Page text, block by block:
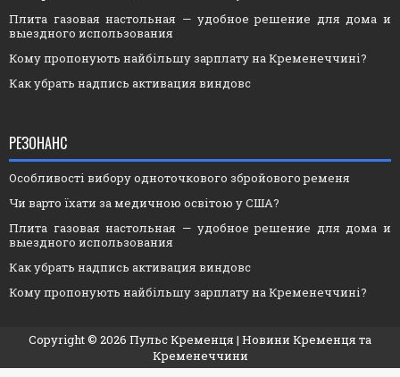
Плита газовая настольная — удобное решение для дома и
выездного использования
Кому пропонують найбільшу зарплату на Кременеччині?
Как убрать надпись активация виндовс
РЕЗОНАНС
Особливості вибору одноточкового збройового ременя
Чи варто їхати за медичною освітою у США?
Плита газовая настольная — удобное решение для дома и
выездного использования
Как убрать надпись активация виндовс
Кому пропонують найбільшу зарплату на Кременеччині?
Copyright © 2026 Пульс Кременця | Новини Кременця та
Кременеччини